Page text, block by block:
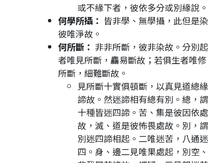
或不緣下者，彼依多分或別緣說。
何學所攝： 皆非學、無學攝，此但是染
彼唯淨故。
何所斷： 非非所斷，彼非染故。分別起
者唯見所斷，麤易斷故；若俱生者唯修
所斷，細難斷故。
見所斷十實俱頓斷，以真見道總緣
諦故。然迷諦相有總有別。總，謂
十種皆迷四諦。苦、集是彼因依處
故，滅、道是彼怖畏處故。別，謂
別迷四諦相起。二唯迷苦，八通迷
四。身、邊二見唯果處起，別空、